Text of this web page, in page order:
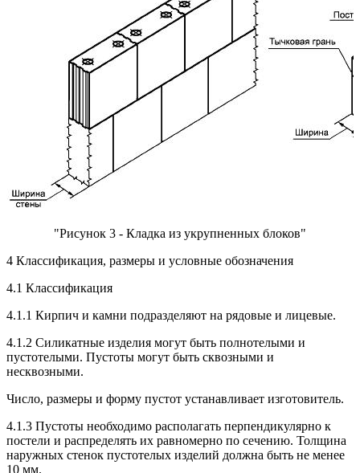
"Рисунок 3 - Кладка из укрупненных блоков"
4 Классификация, размеры и условные обозначения
4.1 Классификация
4.1.1 Кирпич и камни подразделяют на рядовые и лицевые.
4.1.2 Силикатные изделия могут быть полнотелыми и
пустотелыми. Пустоты могут быть сквозными и
несквозными.
Число, размеры и форму пустот устанавливает изготовитель.
4.1.3 Пустоты необходимо располагать перпендикулярно к
постели и распределять их равномерно по сечению. Толщина
наружных стенок пустотелых изделий должна быть не менее
10 мм.